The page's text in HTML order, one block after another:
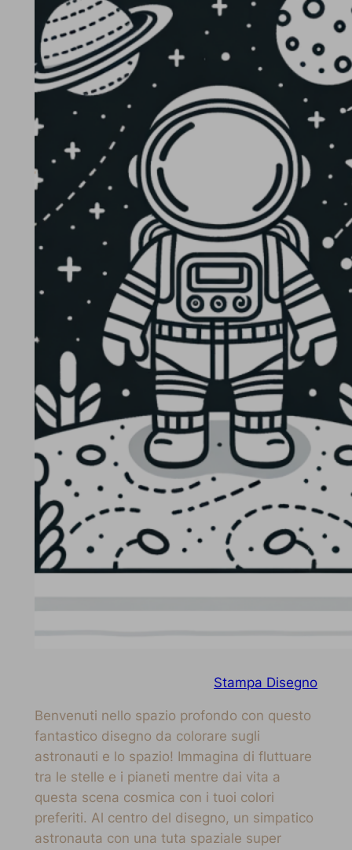
Stampa Disegno
Benvenuti nello spazio profondo con questo
fantastico disegno da colorare sugli
astronauti e lo spazio! Immagina di fluttuare
tra le stelle e i pianeti mentre dai vita a
questa scena cosmica con i tuoi colori
preferiti. Al centro del disegno, un simpatico
astronauta con una tuta spaziale super